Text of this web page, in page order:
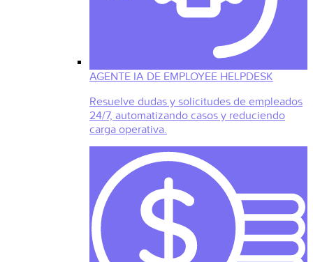
AGENTE IA DE EMPLOYEE HELPDESK
Resuelve dudas y solicitudes de empleados
24/7, automatizando casos y reduciendo
carga operativa.